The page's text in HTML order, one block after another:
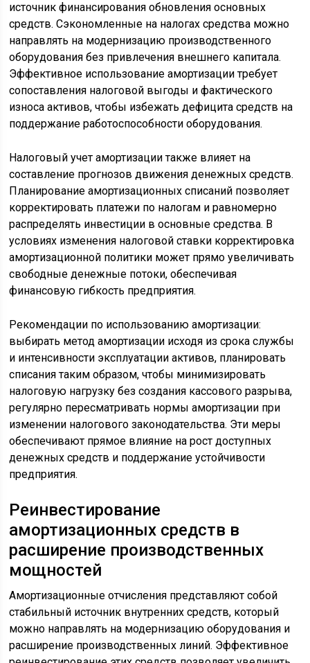
источник финансирования обновления основных
средств. Сэкономленные на налогах средства можно
направлять на модернизацию производственного
оборудования без привлечения внешнего капитала.
Эффективное использование амортизации требует
сопоставления налоговой выгоды и фактического
износа активов, чтобы избежать дефицита средств на
поддержание работоспособности оборудования.
Налоговый учет амортизации также влияет на
составление прогнозов движения денежных средств.
Планирование амортизационных списаний позволяет
корректировать платежи по налогам и равномерно
распределять инвестиции в основные средства. В
условиях изменения налоговой ставки корректировка
амортизационной политики может прямо увеличивать
свободные денежные потоки, обеспечивая
финансовую гибкость предприятия.
Рекомендации по использованию амортизации:
выбирать метод амортизации исходя из срока службы
и интенсивности эксплуатации активов, планировать
списания таким образом, чтобы минимизировать
налоговую нагрузку без создания кассового разрыва,
регулярно пересматривать нормы амортизации при
изменении налогового законодательства. Эти меры
обеспечивают прямое влияние на рост доступных
денежных средств и поддержание устойчивости
предприятия.
Реинвестирование
амортизационных средств в
расширение производственных
мощностей
Амортизационные отчисления представляют собой
стабильный источник внутренних средств, который
можно направлять на модернизацию оборудования и
расширение производственных линий. Эффективное